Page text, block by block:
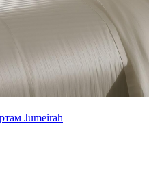
Jumeirah